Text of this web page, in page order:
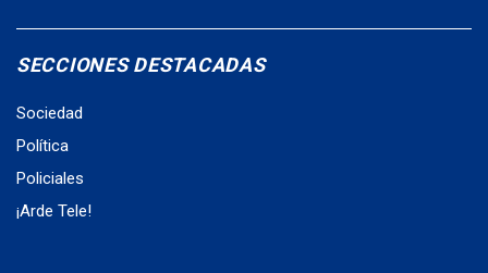
SECCIONES DESTACADAS
Sociedad
Política
Policiales
¡Arde Tele!